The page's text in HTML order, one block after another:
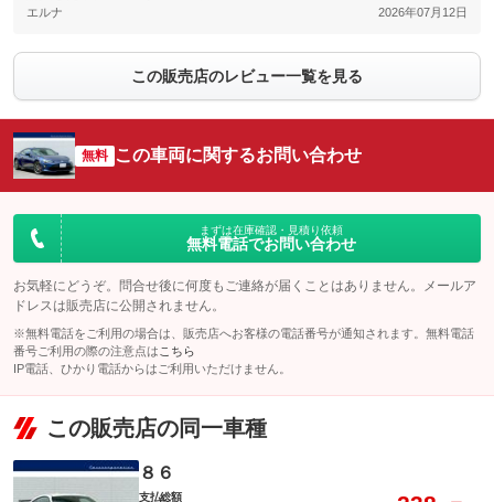
エルナ 2026年07月12日
この販売店のレビュー一覧を見る
無料 この車両に関するお問い合わせ
まずは在庫確認・見積り依頼
無料電話でお問い合わせ
お気軽にどうぞ。問合せ後に何度もご連絡が届くことはありません。メールア
ドレスは販売店に公開されません。
※無料電話をご利用の場合は、販売店へお客様の電話番号が通知されます。無料電話
番号ご利用の際の注意点は こちら
IP電話、ひかり電話からはご利用いただけません。
この販売店の同一車種
８６
支払総額